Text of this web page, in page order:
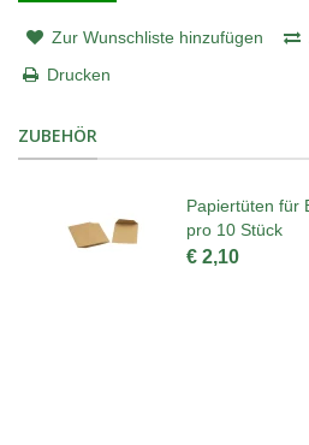
Zur Wunschliste hinzufügen
Drucken
ZUBEHÖR
Papiertüten für
pro 10 Stück
€ 2,10